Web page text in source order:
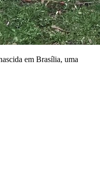
em Brasília, uma